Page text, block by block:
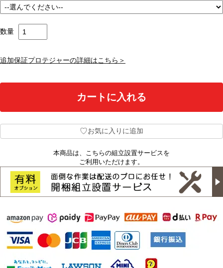
数量
追加保証プロテジャーの詳細はこちら＞
♡お気に入りに追加
本商品は、こちらの組立設置サービスを
ご利用いただけます。